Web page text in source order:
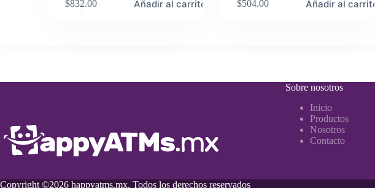
$832.00 Añadir al carrito $504.00 Añadir al carrito
Sobre nosotros
Inicio
Productos
Nosotros
Contacto
Copyright ©2026 happyatms.mx, Todos los derechos reservados